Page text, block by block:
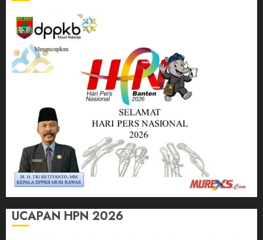
UCAPAN HPN 2026